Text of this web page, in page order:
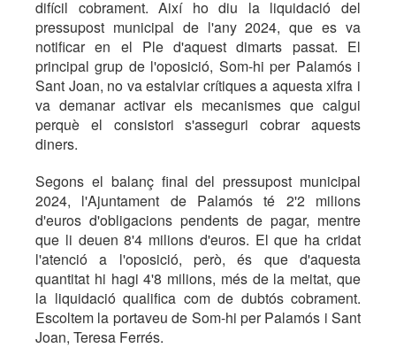
difícil cobrament. Així ho diu la liquidació del
pressupost municipal de l'any 2024, que es va
notificar en el Ple d'aquest dimarts passat. El
principal grup de l'oposició, Som-hi per Palamós i
Sant Joan, no va estalviar crítiques a aquesta xifra i
va demanar activar els mecanismes que calgui
perquè el consistori s'asseguri cobrar aquests
diners.
Segons el balanç final del pressupost municipal
2024, l'Ajuntament de Palamós té 2'2 milions
d'euros d'obligacions pendents de pagar, mentre
que li deuen 8'4 milions d'euros. El que ha cridat
l'atenció a l'oposició, però, és que d'aquesta
quantitat hi hagi 4'8 milions, més de la meitat, que
la liquidació qualifica com de dubtós cobrament.
Escoltem la portaveu de Som-hi per Palamós i Sant
Joan, Teresa Ferrés.